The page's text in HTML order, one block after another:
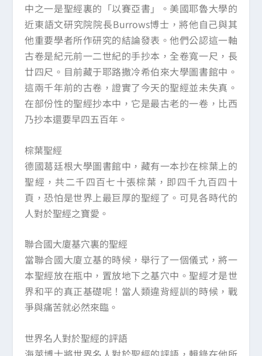
中之一是聖經裏的「以賽亞書」。美國耶魯大學的
近東語文研究院院長Burrows博士，將他自己與其
他重要學者所作研究的結論發表。他們公認這一軸
古卷是紀元前一二世紀的手抄本，全卷寬一尺，長
廿四尺。目前藏于耶路撒冷希伯來大學圖書館中。
這兩千年前的古卷，證實了今天的聖經並未失真。
在部份性的聖經抄本中，它是最古老的一卷，比西
乃抄本還要早四五百年。
棕葉聖經
德國葛廷根大學圖書館中，藏有一本抄在棕葉上的
聖經，共二千四百七十張棕葉，即四千九百四十
頁，恐怕是世界上最巨厚的聖經了。可見各時代的
人對於聖經之寶愛。
聯合國大廈基穴裏的聖經
當聯合國大廈立基的時候，舉行了一個儀式，將一
本聖經放在瓶中，置放地下之基穴中。聖經才是世
界和平的真正基礎呢！當人類違背經訓的時候，戰
爭與痛苦就必然來臨。
世界名人對於聖經的評語